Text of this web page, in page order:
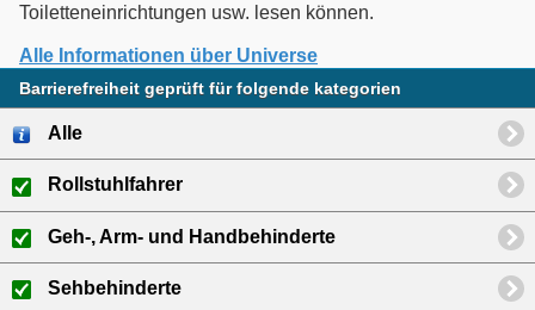
Toiletteneinrichtungen usw. lesen können.
Alle Informationen über Universe
Barrierefreiheit geprüft für folgende kategorien
Alle
Rollstuhlfahrer
Geh-, Arm- und Handbehinderte
Sehbehinderte